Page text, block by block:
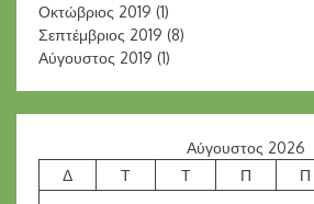
Οκτώβριος 2019 (1)
Σεπτέμβριος 2019 (8)
Αύγουστος 2019 (1)
Αύγουστος 2026
Δ
Τ Τ Π Π